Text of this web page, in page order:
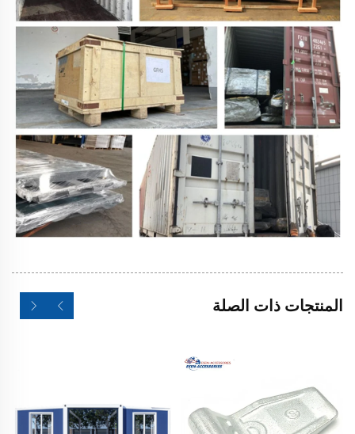
المنتجات ذات الصلة